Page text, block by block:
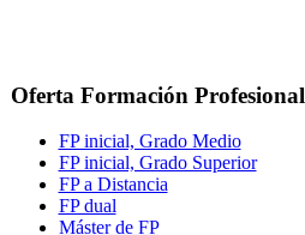
Oferta Formación Profesional
FP inicial, Grado Medio
FP inicial, Grado Superior
FP a Distancia
FP dual
Máster de FP